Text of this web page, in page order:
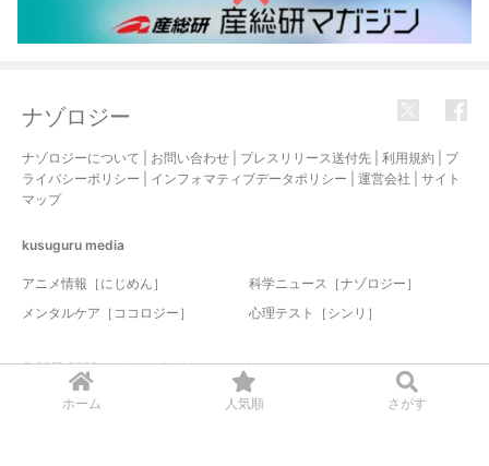
ホーム 人気順 さがす
ナゾロジー
ナゾロジーについて お問い合わせ プレスリリース送付先 利用規約
プ
ライバシーポリシー
インフォマティブデータポリシー 運営会社
サイト
マップ
kusuguru media
アニメ情報［にじめん］
科学ニュース［ナゾロジー］
メンタルケア［ココロジー］
心理テスト［シンリ］
© 2017-2026 nazology. all rights reserved.